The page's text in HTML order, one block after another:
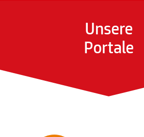
Unsere
Portale